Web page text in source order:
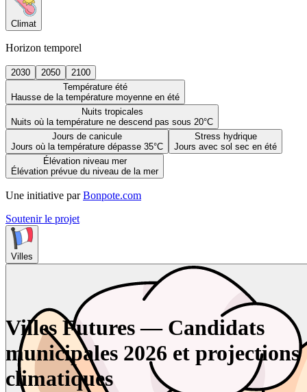
Climat
Horizon temporel
2030 2050
2100
Température été
Hausse de la température moyenne en été
Nuits tropicales
Nuits où la température ne descend pas sous 20°C
Jours de canicule
Jours où la température dépasse 35°C
Stress hydrique
Jours avec sol sec en été
Élévation niveau mer
Élévation prévue du niveau de la mer
Une initiative par Bonpote.com
Soutenir le projet
Villes
Villes Futures — Candidats
municipales 2026 et projections
climatiques